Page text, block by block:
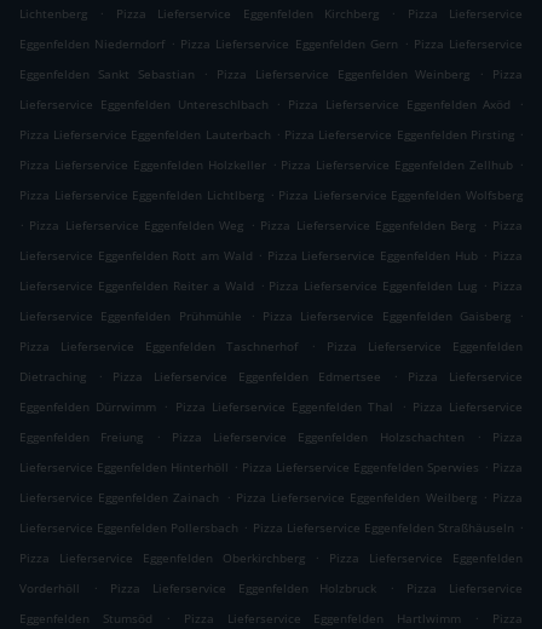
Lichtenberg
. Pizza Lieferservice Eggenfelden Kirchberg .
Pizza Lieferservice
Eggenfelden Niederndorf . Pizza Lieferservice Eggenfelden Gern . Pizza Lieferservice
Eggenfelden Sankt Sebastian
. Pizza Lieferservice Eggenfelden Weinberg .
Pizza
Lieferservice Eggenfelden Untereschlbach
. Pizza Lieferservice Eggenfelden Axöd
.
Pizza Lieferservice Eggenfelden Lauterbach . Pizza Lieferservice Eggenfelden Pirsting .
Pizza Lieferservice Eggenfelden Holzkeller . Pizza Lieferservice Eggenfelden Zellhub .
Pizza Lieferservice Eggenfelden Lichtlberg . Pizza Lieferservice Eggenfelden Wolfsberg
. Pizza Lieferservice Eggenfelden Weg . Pizza Lieferservice Eggenfelden Berg . Pizza
Lieferservice Eggenfelden Rott am Wald . Pizza Lieferservice Eggenfelden Hub . Pizza
Lieferservice Eggenfelden Reiter a Wald . Pizza Lieferservice Eggenfelden Lug . Pizza
Lieferservice Eggenfelden Prühmühle
. Pizza Lieferservice Eggenfelden Gaisberg
.
Pizza Lieferservice Eggenfelden Taschnerhof
.
Pizza Lieferservice Eggenfelden
Dietraching
. Pizza Lieferservice Eggenfelden Edmertsee .
Pizza Lieferservice
Eggenfelden Dürrwimm
. Pizza Lieferservice Eggenfelden Thal . Pizza Lieferservice
Eggenfelden Freiung
. Pizza Lieferservice Eggenfelden Holzschachten .
Pizza
Lieferservice Eggenfelden Hinterhöll . Pizza Lieferservice Eggenfelden Sperwies . Pizza
Lieferservice Eggenfelden Zainach
. Pizza Lieferservice Eggenfelden Weilberg . Pizza
Lieferservice Eggenfelden Pollersbach . Pizza Lieferservice Eggenfelden Straßhäuseln .
Pizza Lieferservice Eggenfelden Oberkirchberg
.
Pizza Lieferservice Eggenfelden
Vorderhöll
. Pizza Lieferservice Eggenfelden Holzbruck .
Pizza Lieferservice
Eggenfelden Stumsöd
. Pizza Lieferservice Eggenfelden Hartlwimm .
Pizza